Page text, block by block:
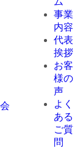
事業
内容
代表
挨拶
お客
様の
声
よく
ある
ご質
問